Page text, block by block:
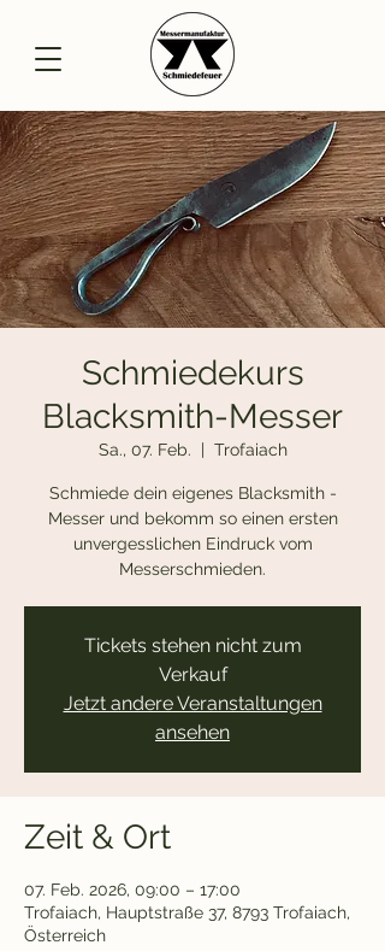
Schmiedekurs
Blacksmith-Messer
Sa., 07. Feb.
  |
Trofaiach
Schmiede dein eigenes Blacksmith -
Messer und bekomm so einen ersten
unvergesslichen Eindruck vom
Messerschmieden.
Tickets stehen nicht zum
Verkauf
Jetzt andere Veranstaltungen
ansehen
Zeit & Ort
07. Feb. 2026, 09:00 – 17:00
Trofaiach, Hauptstraße 37, 8793 Trofaiach,
Österreich